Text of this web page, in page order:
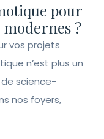
pour
?
vos projets
n’est plus un
science-
nos foyers,